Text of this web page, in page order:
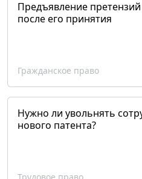
Предъявление претензий
после его принятия
Гражданское право
Нужно ли увольнять
нового патента?